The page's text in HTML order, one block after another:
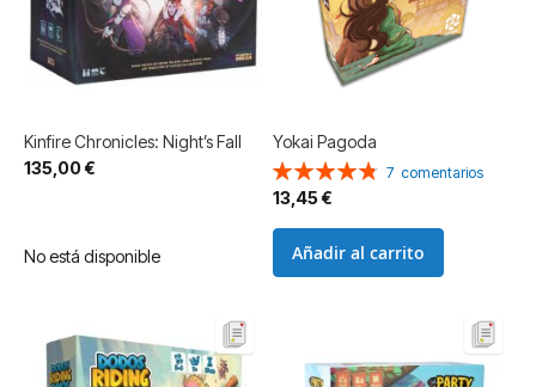
Kinfire Chronicles: Night’s Fall
135,00 €
No está disponible
Yokai Pagoda
Valoración:
97%
7 comentarios
13,45 €
Añadir al carrito